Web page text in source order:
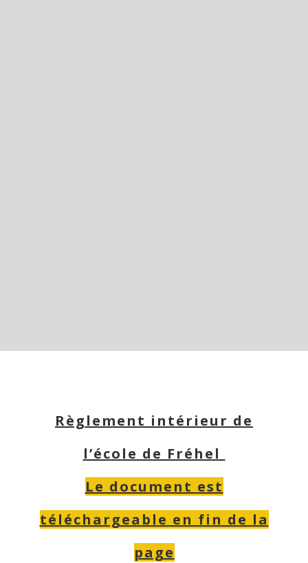
Règlement intérieur de
l’école de Fréhel
Le document est
téléchargeable en fin de la
page